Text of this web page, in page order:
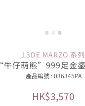
13DE MARZO 系列
“牛仔萌熊”999足金
產品編號 : 036345PA
HK$3,570